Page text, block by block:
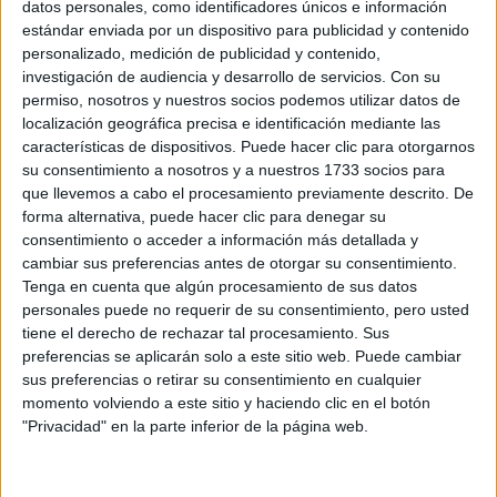
datos personales, como identificadores únicos e información
estándar enviada por un dispositivo para publicidad y contenido
personalizado, medición de publicidad y contenido,
investigación de audiencia y desarrollo de servicios. Con su
permiso, nosotros y nuestros socios podemos utilizar datos de
localización geográfica precisa e identificación mediante las
características de dispositivos. Puede hacer clic para otorgarnos
su consentimiento a nosotros y a nuestros 1733 socios para
que llevemos a cabo el procesamiento previamente descrito. De
forma alternativa, puede hacer clic para denegar su
consentimiento o acceder a información más detallada y
cambiar sus preferencias antes de otorgar su consentimiento.
Tenga en cuenta que algún procesamiento de sus datos
personales puede no requerir de su consentimiento, pero usted
tiene el derecho de rechazar tal procesamiento. Sus
preferencias se aplicarán solo a este sitio web. Puede cambiar
sus preferencias o retirar su consentimiento en cualquier
momento volviendo a este sitio y haciendo clic en el botón
"Privacidad" en la parte inferior de la página web.
Julia Reid
Boston University
Dual Degree Major
Psychology and Health Sciences | Class of 2019
LinkedIn:www.linkedin.com/in/juliareidb
Inicio
Etiquetas: La universidad - un mundo Medicina